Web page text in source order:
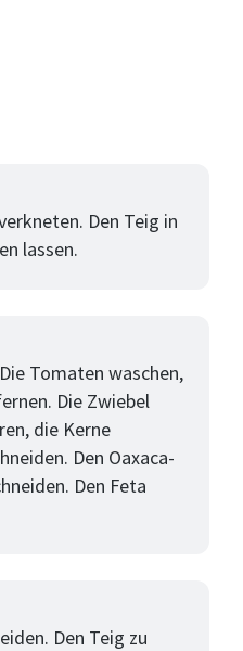
Den Teig in
lassen.
Tomaten waschen,
Die Zwiebel
die Kerne
Den Oaxaca-
Den Feta
Den Teig zu